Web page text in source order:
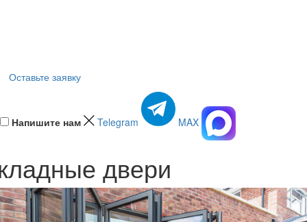
Оставьте заявку
Напишите нам Telegram MAX
двери